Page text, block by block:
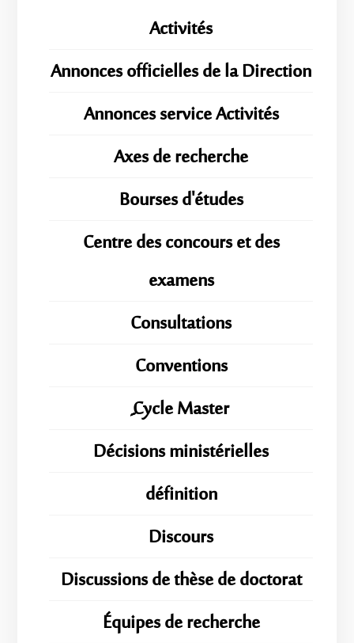
Activités
Annonces officielles de la Direction
Annonces service Activités
Axes de recherche
Bourses d'études
Centre des concours et des
examens
Consultations
Conventions
ِِِCycle Master
Décisions ministérielles
définition
Discours
Discussions de thèse de doctorat
Équipes de recherche